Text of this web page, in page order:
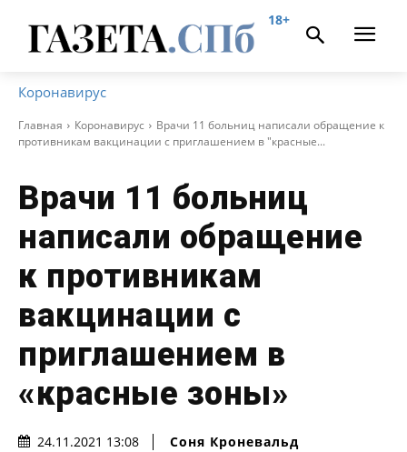
18+
Коронавирус
Главная Коронавирус
Врачи 11 больниц написали обращение к
противникам вакцинации с приглашением в "красные...
Врачи 11 больниц
написали обращение
к противникам
вакцинации с
приглашением в
«красные зоны»
24.11.2021 13:08 Соня Кроневальд